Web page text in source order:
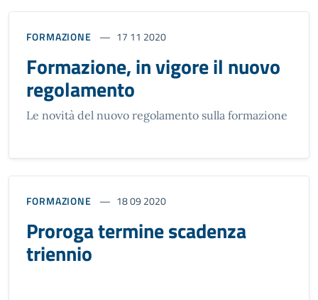
FORMAZIONE 17 11 2020
Formazione, in vigore il nuovo
regolamento
Le novità del nuovo regolamento sulla formazione
FORMAZIONE 18 09 2020
Proroga termine scadenza
triennio